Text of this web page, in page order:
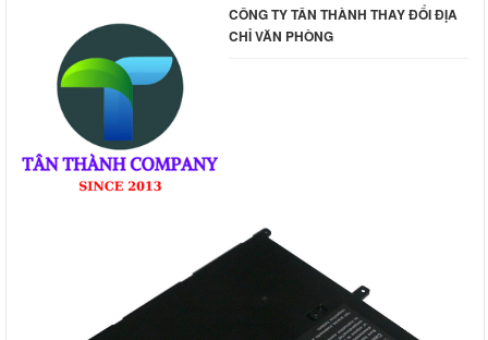
CÔNG TY TÂN THÀNH THAY ĐỔI ĐỊA
CHỈ VĂN PHÒNG